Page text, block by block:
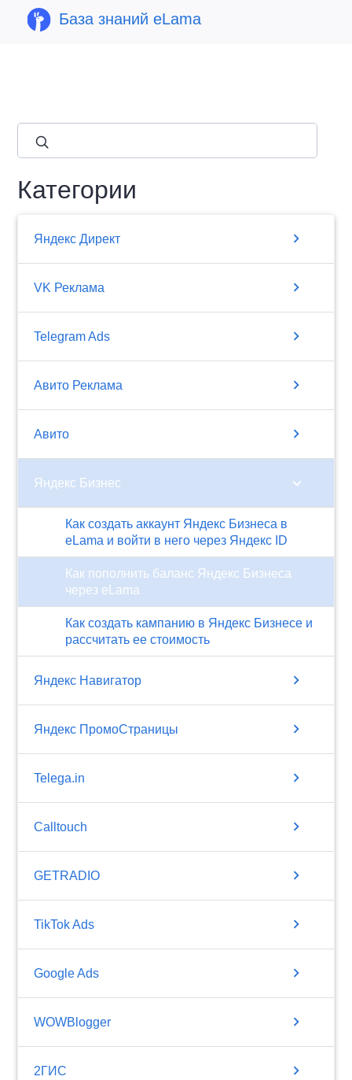
База знаний eLama
Категории
Яндекс Директ chevron_right
VK Реклама chevron_right
Telegram Ads chevron_right
Авито Реклама chevron_right
Авито chevron_right
Яндекс Бизнес chevron_right
Как создать аккаунт Яндекс Бизнеса в
eLama и войти в него через Яндекс ID
Как пополнить баланс Яндекс Бизнеса
через eLama
Как создать кампанию в Яндекс Бизнесе и
рассчитать ее стоимость
Яндекс Навигатор chevron_right
Яндекс ПромоСтраницы chevron_right
Telega.in chevron_right
Calltouch chevron_right
GETRADIO chevron_right
TikTok Ads chevron_right
Google Ads chevron_right
WOWBlogger chevron_right
2ГИС chevron_right